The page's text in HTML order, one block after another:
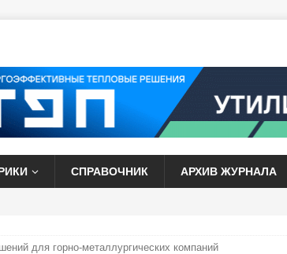
СПРАВОЧНИК АРХИВ ЖУРНАЛА
для горно-металлургических компаний